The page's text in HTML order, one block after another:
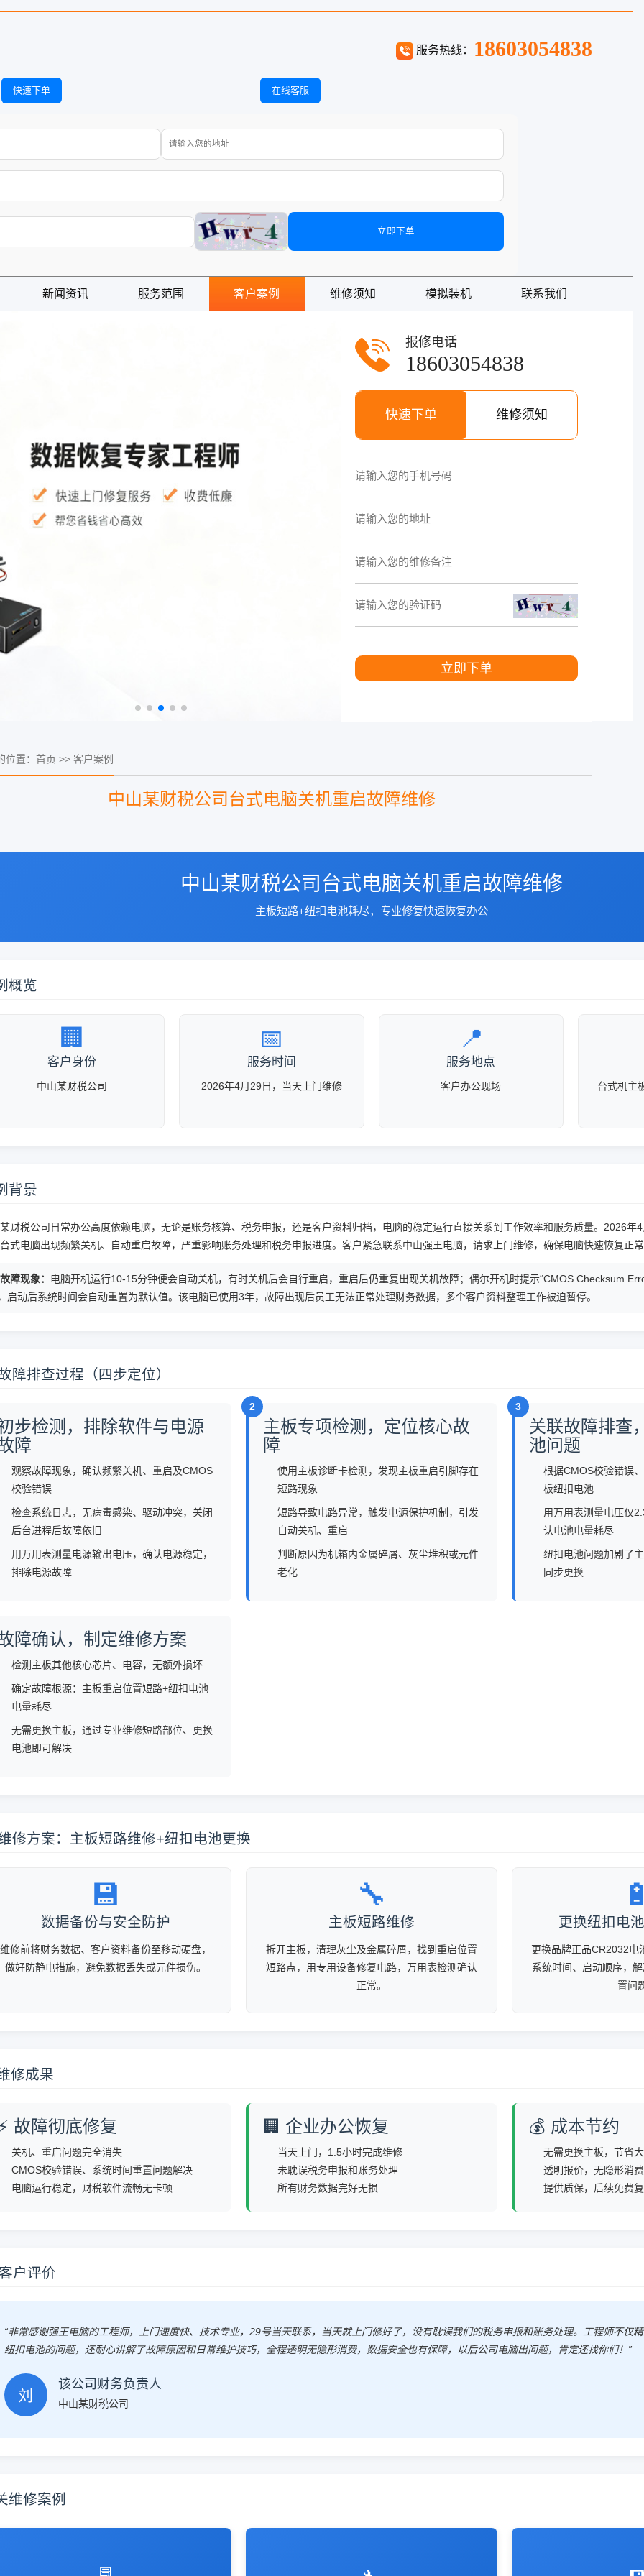
服务热线： 18603054838
快速下单 在线客服
立即下单
新闻资讯 服务范围 客户案例 维修须知 模拟装机 联系我们
报修电话
18603054838
快速下单 维修须知
立即下单
置： 首页 >> 客户案例
中山某财税公司台式电脑关机重启故障维修
中山某财税公司台式电脑关机重启故障维修
主板短路+纽扣电池耗尽，专业修复快速恢复办公
概览
🏢
客户身份
中山某财税公司
📅
服务时间
2026年4月29日，当天上门维修
📍
服务地点
客户办公现场 台式机主
背景
财税公司日常办公高度依赖电脑，无论是账务核算、税务申报，还是客户资料归档，电脑的稳定运行直接关系到工作效率和服务质量。2026年
式电脑出现频繁关机、自动重启故障，严重影响账务处理和税务申报进度。客户紧急联系中山强王电脑，请求上门维修，确保电脑快速恢复正
障现象： 电脑开机运行10-15分钟便会自动关机，有时关机后会自行重启，重启后仍重复出现关机故障；偶尔开机时提示“CMOS Checksum
启动后系统时间会自动重置为默认值。该电脑已使用3年，故障出现后员工无法正常处理财务数据，多个客户资料整理工作被迫暂停。
障排查过程（四步定位）
步检测，排除软件与电源
障
观察故障现象，确认频繁关机、重启及CMOS
校验错误
检查系统日志，无病毒感染、驱动冲突，关闭
后台进程后故障依旧
用万用表测量电源输出电压，确认电源稳定，
排除电源故障
2
主板专项检测，定位核心故
障
使用主板诊断卡检测，发现主板重启引脚存在
短路现象
短路导致电路异常，触发电源保护机制，引发
自动关机、重启
判断原因为机箱内金属碎屑、灰尘堆积或元件
老化
3
关联故障排查
池问题
根据CMOS校验错误
板纽扣电池
用万用表测量电压仅
认电池电量耗尽
纽扣电池问题加剧了
同步更换
障确认，制定维修方案
检测主板其他核心芯片、电容，无额外损坏
确定故障根源：主板重启位置短路+纽扣电池
电量耗尽
无需更换主板，通过专业维修短路部位、更换
电池即可解决
修方案：主板短路维修+纽扣电池更换
💾
数据备份与安全防护
维修前将财务数据、客户资料备份至移动硬盘，
做好防静电措施，避免数据丢失或元件损伤。
🔧
主板短路维修
拆开主板，清理灰尘及金属碎屑，找到重启位置
短路点，用专用设备修复电路，万用表检测确认
正常。
更换纽扣电
更换品牌正品CR2032电
系统时间、启动顺序，
置问
修成果
故障彻底修复
关机、重启问题完全消失
CMOS校验错误、系统时间重置问题解决
电脑运行稳定，财税软件流畅无卡顿
🏢 企业办公恢复
当天上门，1.5小时完成维修
未耽误税务申报和账务处理
所有财务数据完好无损
💰 成本节约
无需更换主板，节省
透明报价，无隐形消费
提供质保，后续免费
户评价
“非常感谢强王电脑的工程师，上门速度快、技术专业，29号当天联系，当天就上门修好了，没有耽误我们的税务申报和账务处理。工程师不仅
纽扣电池的问题，还耐心讲解了故障原因和日常维护技巧，全程透明无隐形消费，数据安全也有保障，以后公司电脑出问题，肯定还找你们！”
刘
该公司财务负责人
中山某财税公司
维修案例